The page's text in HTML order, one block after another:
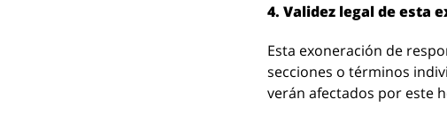
4. Validez legal de esta
Esta exoneración de
secciones o términos
verán afectados por este